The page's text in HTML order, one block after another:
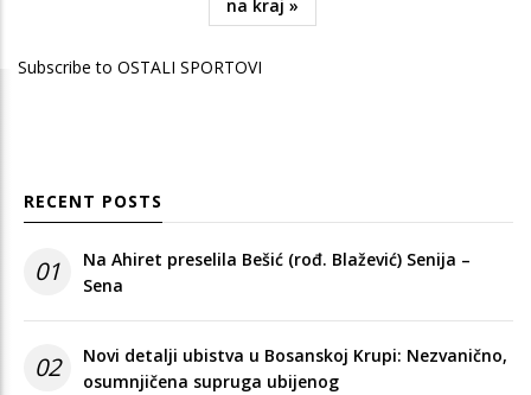
Last
page
na kraj »
Subscribe to OSTALI SPORTOVI
RECENT POSTS
01
Na Ahiret preselila Bešić (rođ. Blažević) Senija –
Sena
02
Novi detalji ubistva u Bosanskoj Krupi: Nezvanično,
osumnjičena supruga ubijenog